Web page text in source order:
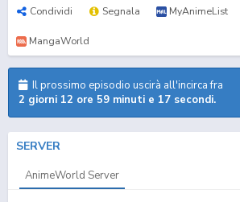
Condividi Segnala MyAnimeList
MangaWorld
Il prossimo episodio uscirà all'incirca fra
2 giorni 12 ore 59 minuti e 17 secondi.
SERVER
AnimeWorld Server